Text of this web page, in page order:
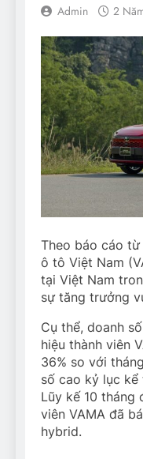
Admin 2
Theo báo cáo từ
ô tô Việt Nam
tại Việt Nam
sự tăng trưởng
Cụ thể, doanh
hiệu thành viên
36% so với
số cao kỷ lục kể
Lũy kế 10 tháng
viên VAMA đã
hybrid.